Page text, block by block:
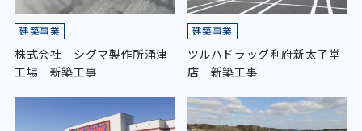
建築事業
株式会社 シグマ製作所涌津
工場 新築工事
建築事業
ツルハドラッグ利府新太子堂
店 新築工事